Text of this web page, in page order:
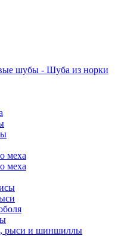
шубы - Шуба из норки
меха
меха
рыси и шиншиллы